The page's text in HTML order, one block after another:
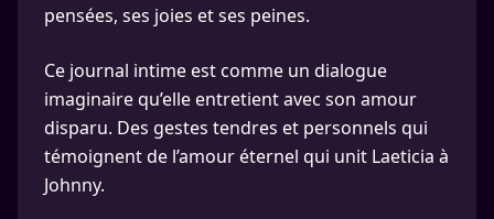
pensées, ses joies et ses peines.
Ce journal intime est comme un dialogue
imaginaire qu’elle entretient avec son amour
disparu. Des gestes tendres et personnels qui
témoignent de l’amour éternel qui unit Laeticia à
Johnny.